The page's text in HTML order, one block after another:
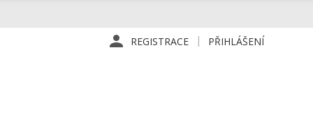
REGISTRACE PŘIHLÁŠENÍ